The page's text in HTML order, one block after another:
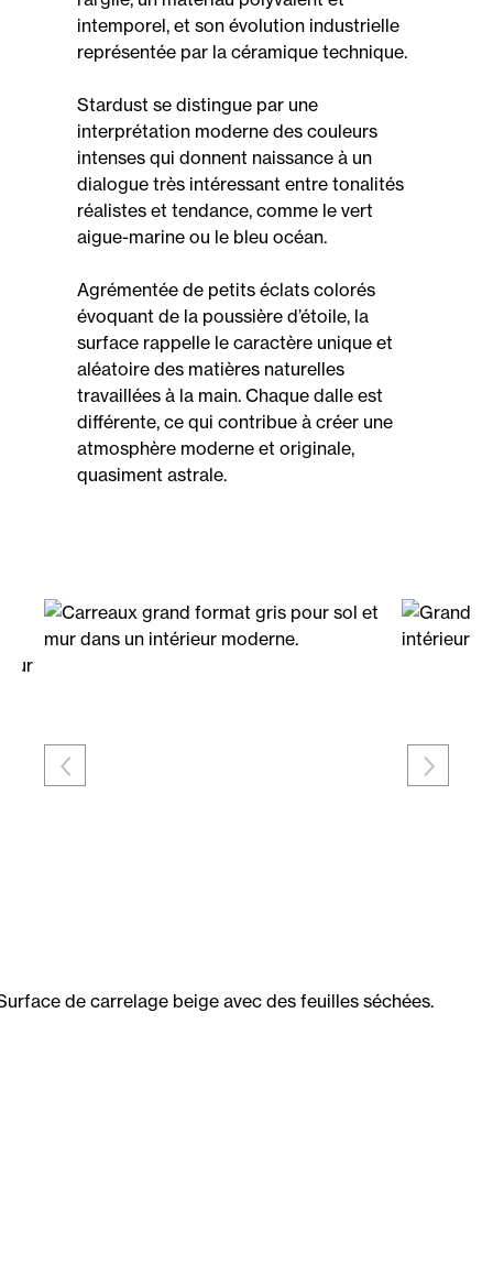
intemporel, et son évolution industrielle
représentée par la céramique technique.
Stardust se distingue par une
interprétation moderne des couleurs
intenses qui donnent naissance à un
dialogue très intéressant entre tonalités
réalistes et tendance, comme le vert
aigue-marine ou le bleu océan.
Agrémentée de petits éclats colorés
évoquant de la poussière d’étoile, la
surface rappelle le caractère unique et
aléatoire des matières naturelles
travaillées à la main. Chaque dalle est
différente, ce qui contribue à créer une
atmosphère moderne et originale,
quasiment astrale.